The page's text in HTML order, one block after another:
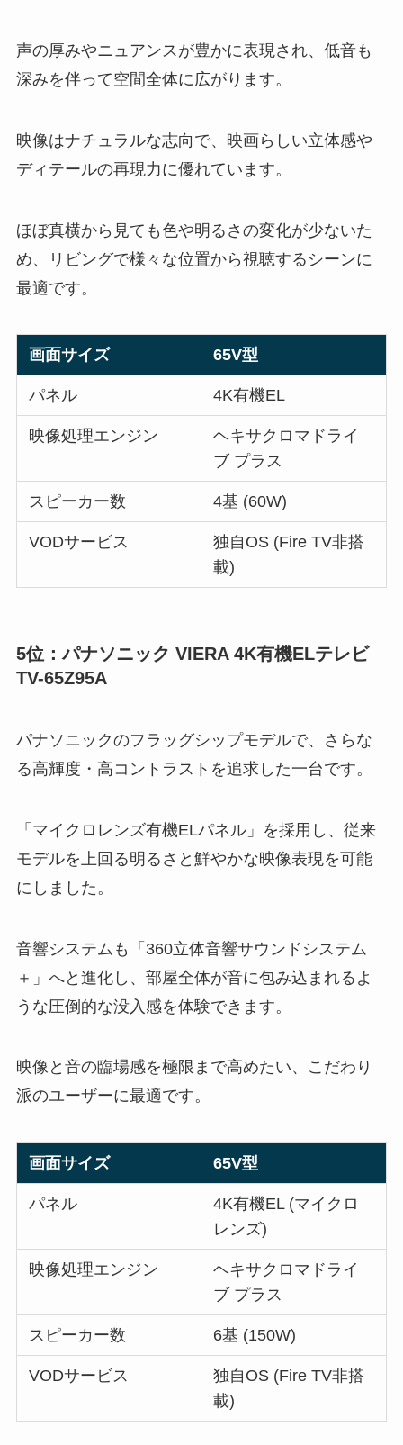
声の厚みやニュアンスが豊かに表現され、低音も
深みを伴って空間全体に広がります。
映像はナチュラルな志向で、映画らしい立体感や
ディテールの再現力に優れています。
ほぼ真横から見ても色や明るさの変化が少ないた
め、リビングで様々な位置から視聴するシーンに
最適です。
画面サイズ 65V型
パネル 4K有機EL
映像処理エンジン
ヘキサクロマドライ
ブ プラス
スピーカー数 4基 (60W)
VODサービス
独自OS (Fire TV非搭
載)
5位：パナソニック VIERA 4K有機ELテレビ
TV-65Z95A
パナソニックのフラッグシップモデルで、さらな
る高輝度・高コントラストを追求した一台です。
「マイクロレンズ有機ELパネル」を採用し、従来
モデルを上回る明るさと鮮やかな映像表現を可能
にしました。
音響システムも「360立体音響サウンドシステム
＋」へと進化し、部屋全体が音に包み込まれるよ
うな圧倒的な没入感を体験できます。
映像と音の臨場感を極限まで高めたい、こだわり
派のユーザーに最適です。
画面サイズ 65V型
パネル
4K有機EL (マイクロ
レンズ)
映像処理エンジン
ヘキサクロマドライ
ブ プラス
スピーカー数 6基 (150W)
VODサービス
独自OS (Fire TV非搭
載)